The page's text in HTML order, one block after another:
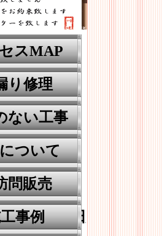
スMAP
り修理
ない工事
ついて
問販売
装なら川田建装へ
事例